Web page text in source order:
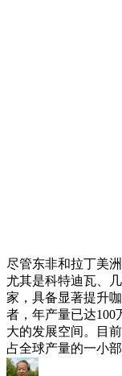
尽管东非和拉丁美
尤其是科特迪瓦、
家，具备显著提升
者，年产量已达100
大的发展空间。目
占全球产量的一小